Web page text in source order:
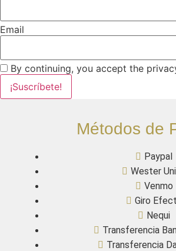
Email
By continuing, you accept the
Métodos de
Paypal
Wester
Venmo
Giro
Nequi
Transferencia
Transferencia